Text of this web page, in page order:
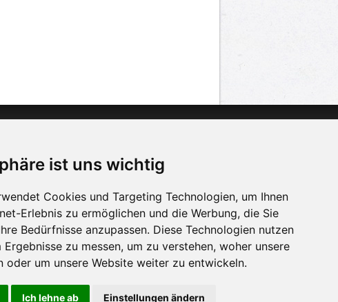
ist uns wichtig
Cookies und Targeting Technologien, um Ihnen
Erlebnis zu ermöglichen und die Werbung, die Sie
Bedürfnisse anzupassen. Diese Technologien nutzen
zu messen, um zu verstehen, woher unsere
oder um unsere Website weiter zu entwickeln.
Ich lehne ab Einstellungen ändern
us on Facebook
us onYouTube